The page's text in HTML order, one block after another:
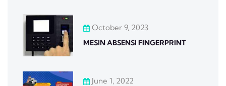
October 9, 2023
MESIN ABSENSI FINGERPRINT
June 1, 2022